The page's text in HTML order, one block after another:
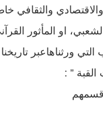
والثقافي
او المأثور
التي ورثناهاعبر
” :
قسمهم